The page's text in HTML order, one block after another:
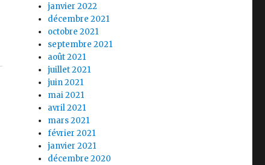
janvier 2022
décembre 2021
octobre 2021
septembre 2021
août 2021
juillet 2021
juin 2021
mai 2021
avril 2021
mars 2021
février 2021
janvier 2021
décembre 2020